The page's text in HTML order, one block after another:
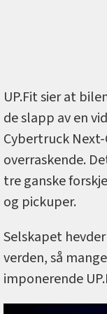
UP.Fit sier at
de slapp av en
Cybertruck
overraskende.
tre ganske
og pickuper.
Selskapet
verden, så
imponerende